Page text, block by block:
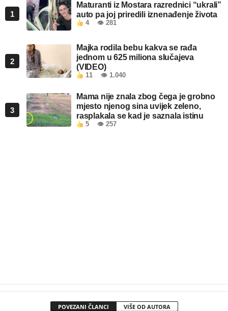
1
Maturanti iz Mostara razrednici “ukrali”
auto pa joj priredili iznenađenje života
4 👁 281
2
Majka rodila bebu kakva se rađa
jednom u 625 miliona slučajeva
(VIDEO)
11 👁 1.040
3
Mama nije znala zbog čega je grobno
mjesto njenog sina uvijek zeleno,
rasplakala se kad je saznala istinu
5 👁 257
POVEZANI ČLANCI VIŠE OD AUTORA